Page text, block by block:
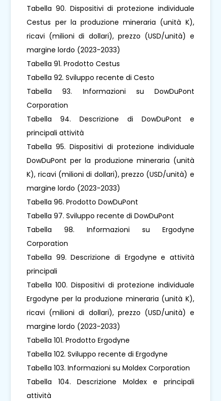
Tabella 90. Dispositivi di protezione individuale
Cestus per la produzione mineraria (unità K),
ricavi (milioni di dollari), prezzo (USD/unità) e
margine lordo (2023-2033)
Tabella 91. Prodotto Cestus
Tabella 92. Sviluppo recente di Cesto
Tabella 93. Informazioni su DowDuPont
Corporation
Tabella 94. Descrizione di DowDuPont e
principali attività
Tabella 95. Dispositivi di protezione individuale
DowDuPont per la produzione mineraria (unità
K), ricavi (milioni di dollari), prezzo (USD/unità) e
margine lordo (2023-2033)
Tabella 96. Prodotto DowDuPont
Tabella 97. Sviluppo recente di DowDuPont
Tabella 98. Informazioni su Ergodyne
Corporation
Tabella 99. Descrizione di Ergodyne e attività
principali
Tabella 100. Dispositivi di protezione individuale
Ergodyne per la produzione mineraria (unità K),
ricavi (milioni di dollari), prezzo (USD/unità) e
margine lordo (2023-2033)
Tabella 101. Prodotto Ergodyne
Tabella 102. Sviluppo recente di Ergodyne
Tabella 103. Informazioni su Moldex Corporation
Tabella 104. Descrizione Moldex e principali
attività